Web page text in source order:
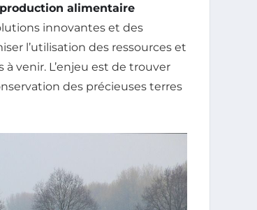
production alimentaire
innovantes et des
l’utilisation des ressources et
venir. L’enjeu est de trouver
des précieuses terres